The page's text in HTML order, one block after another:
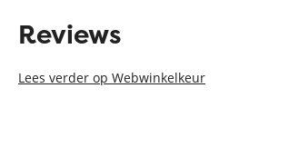
Reviews
Lees verder op Webwinkelkeur